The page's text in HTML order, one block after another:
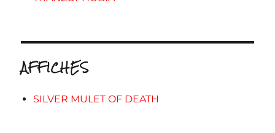
AFFICHES
SILVER MULET OF DEATH